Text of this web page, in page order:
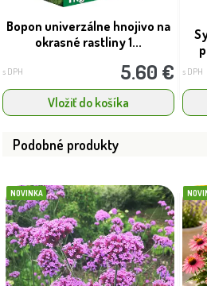
Bopon univerzálne hnojivo na
okrasné rastliny 1...
s DPH 5.60 €
Vložiť do košíka
s DPH
Podobné produkty
NOVINKA